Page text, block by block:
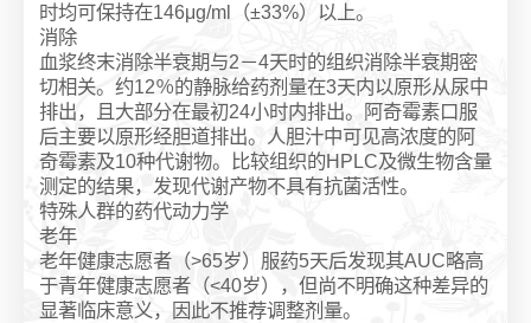
时均可保持在146μg/ml（±33%）以上。
消除
血浆终末消除半衰期与2－4天时的组织消除半衰期密
切相关。约12％的静脉给药剂量在3天内以原形从尿中
排出，且大部分在最初24小时内排出。阿奇霉素口服
后主要以原形经胆道排出。人胆汁中可见高浓度的阿
奇霉素及10种代谢物。比较组织的HPLC及微生物含量
测定的结果，发现代谢产物不具有抗菌活性。
特殊人群的药代动力学
老年
老年健康志愿者（>65岁）服药5天后发现其AUC略高
于青年健康志愿者（<40岁），但尚不明确这种差异的
显著临床意义，因此不推荐调整剂量。